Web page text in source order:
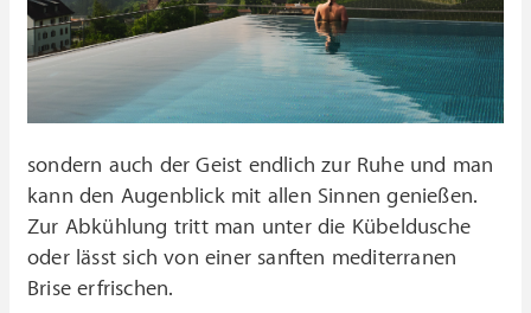
sondern auch der Geist endlich zur Ruhe und man
kann den Augenblick mit allen Sinnen genießen.
Zur Abkühlung tritt man unter die Kübeldusche
oder lässt sich von einer sanften mediterranen
Brise erfrischen.